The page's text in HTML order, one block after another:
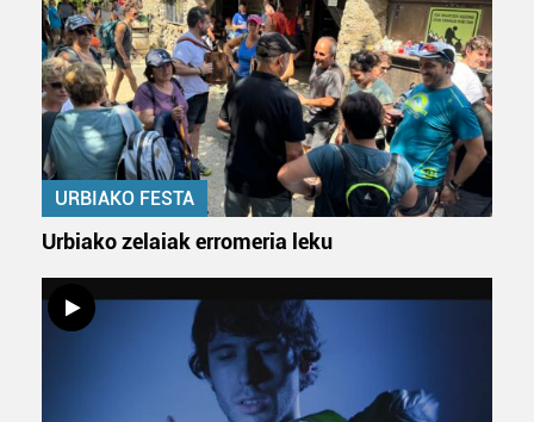
URBIAKO FESTA
Urbiako zelaiak erromeria leku